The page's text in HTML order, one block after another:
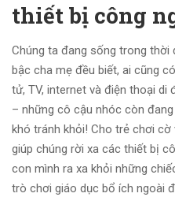
thiết bị công
Chúng ta đang sống trong thời
bậc cha mẹ đều biết, ai cũng
tử, TV, internet và điện thoại
– những cô cậu nhóc còn
khó tránh khỏi! Cho trẻ chơi
giúp chúng rời xa các thiết bị
con mình ra xa khỏi những
trò chơi giáo dục bổ ích ngoài